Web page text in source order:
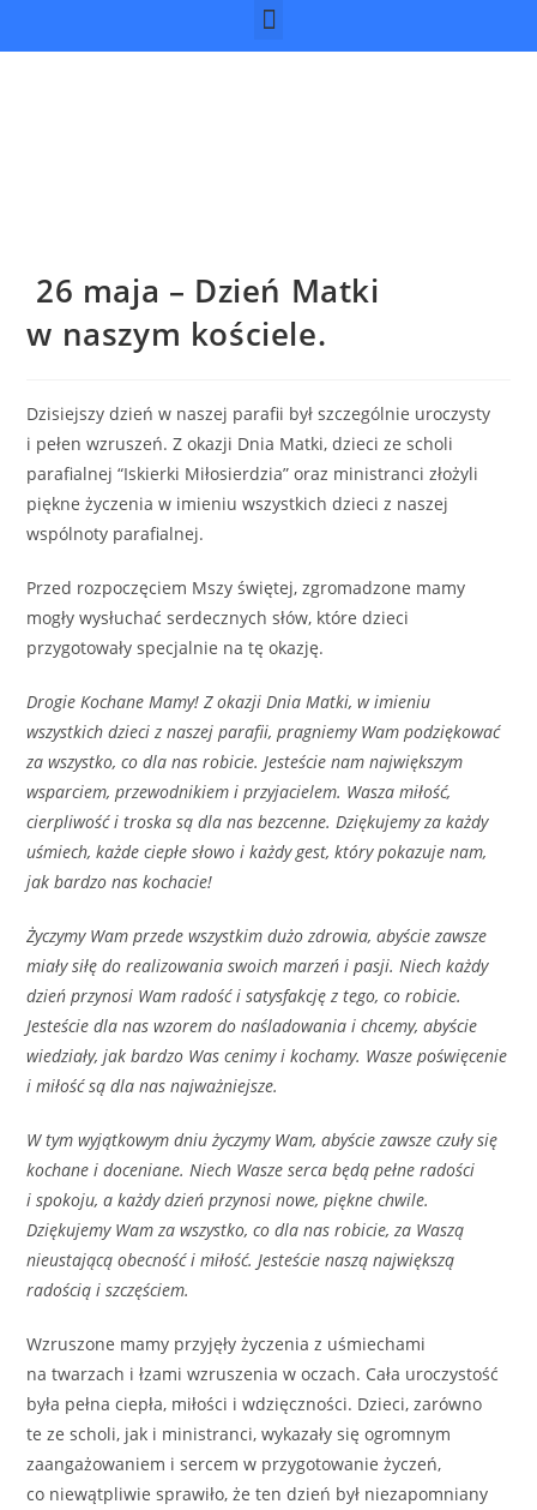
26 maja – Dzień Matki
w naszym kościele.
Dzisiejszy dzień w naszej parafii był szczególnie uroczysty
i pełen wzruszeń. Z okazji Dnia Matki, dzieci ze scholi
parafialnej “Iskierki Miłosierdzia” oraz ministranci złożyli
piękne życzenia w imieniu wszystkich dzieci z naszej
wspólnoty parafialnej.
Przed rozpoczęciem Mszy świętej, zgromadzone mamy
mogły wysłuchać serdecznych słów, które dzieci
przygotowały specjalnie na tę okazję.
Drogie Kochane Mamy! Z okazji Dnia Matki, w imieniu
wszystkich dzieci z naszej parafii, pragniemy Wam podziękować
za wszystko, co dla nas robicie. Jesteście nam największym
wsparciem, przewodnikiem i przyjacielem. Wasza miłość,
cierpliwość i troska są dla nas bezcenne. Dziękujemy za każdy
uśmiech, każde ciepłe słowo i każdy gest, który pokazuje nam,
jak bardzo nas kochacie!
Życzymy Wam przede wszystkim dużo zdrowia, abyście zawsze
miały siłę do realizowania swoich marzeń i pasji. Niech każdy
dzień przynosi Wam radość i satysfakcję z tego, co robicie.
Jesteście dla nas wzorem do naśladowania i chcemy, abyście
wiedziały, jak bardzo Was cenimy i kochamy. Wasze poświęcenie
i miłość są dla nas najważniejsze.
W tym wyjątkowym dniu życzymy Wam, abyście zawsze czuły się
kochane i doceniane. Niech Wasze serca będą pełne radości
i spokoju, a każdy dzień przynosi nowe, piękne chwile.
Dziękujemy Wam za wszystko, co dla nas robicie, za Waszą
nieustającą obecność i miłość. Jesteście naszą największą
radością i szczęściem.
Wzruszone mamy przyjęły życzenia z uśmiechami
na twarzach i łzami wzruszenia w oczach. Cała uroczystość
była pełna ciepła, miłości i wdzięczności. Dzieci, zarówno
te ze scholi, jak i ministranci, wykazały się ogromnym
zaangażowaniem i sercem w przygotowanie życzeń,
co niewątpliwie sprawiło, że ten dzień był niezapomniany